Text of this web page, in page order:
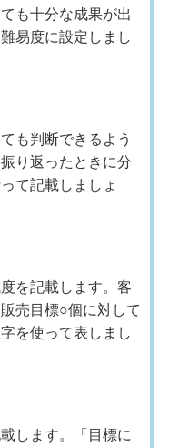
も十分な成果が出
易度に設定しまし
も判断できるよう
り返ったときに分
て記載しましょ
を記載します。客
売目標○個に対して
を使って表しまし
します。「目標に